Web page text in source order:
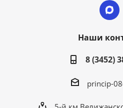
Наши
8 (3452)
princip-